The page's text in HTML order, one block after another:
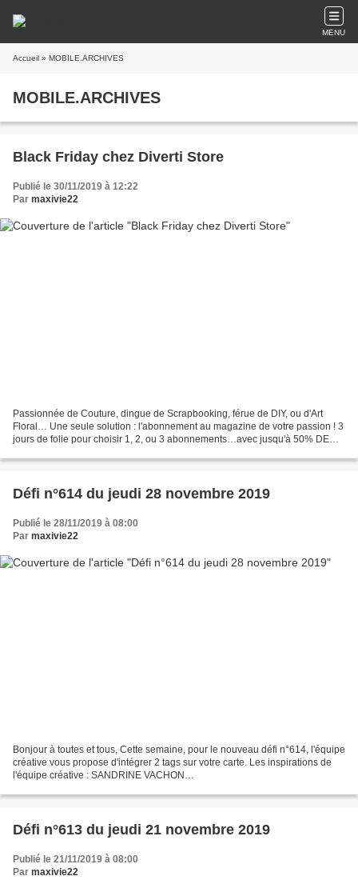
MENU
Accueil » MOBILE.ARCHIVES
MOBILE.ARCHIVES
Black Friday chez Diverti Store
Publié le 30/11/2019 à 12:22
Par maxivie22
Passionnée de Couture, dingue de Scrapbooking, férue de DIY, ou d'Art
Floral… Une seule solution : l'abonnement au magazine de votre passion ! 3
jours de folie pour choisir 1, 2, ou 3 abonnements…avec jusqu'à 50% DE
Défi n°614 du jeudi 28 novembre 2019
Publié le 28/11/2019 à 08:00
Par maxivie22
Bonjour à toutes et tous, Cette semaine, pour le nouveau défi n°614, l'équipe
créative vous propose d'intégrer 2 tags sur votre carte. Les inspirations de
l'équipe créative : SANDRINE VACHON
http://passionscrap52.over-blog.com/...
Défi n°613 du jeudi 21 novembre 2019
Publié le 21/11/2019 à 08:00
Par maxivie22